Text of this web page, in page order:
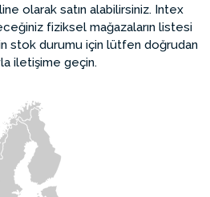
olarak satın alabilirsiniz. Intex
fiziksel mağazaların listesi
stok durumu için lütfen doğrudan
iletişime geçin.